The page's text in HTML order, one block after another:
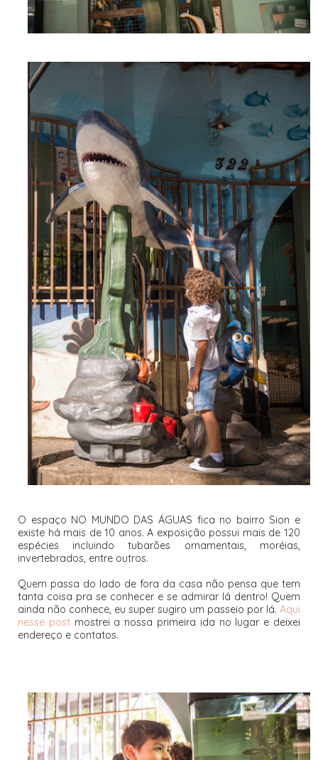
O espaço NO MUNDO DAS ÁGUAS fica no bairro Sion e
existe há mais de 10 anos. A exposição possui mais de 120
espécies incluindo tubarões ornamentais, moréias,
invertebrados, entre outros.
Quem passa do lado de fora da casa não pensa que tem
tanta coisa pra se conhecer e se admirar lá dentro! Quem
ainda não conhece, eu super sugiro um passeio por lá. Aqui
nesse postmostrei a nossa primeira ida no lugar e deixei
endereço e contatos.